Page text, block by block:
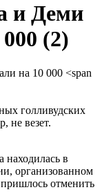
и Деми
(2)
голливудских
не везет.
находилась в
организованном
отменить